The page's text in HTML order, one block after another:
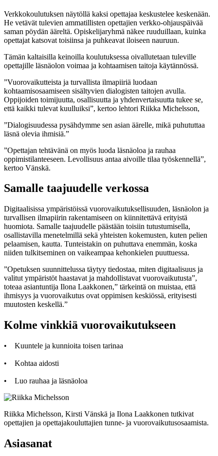
Verkkokoulutuksen näytöllä kaksi opettajaa keskustelee keskenään.
He vetävät tulevien ammatillisten opettajien verkko-ohjauspäivää
saman pöydän ääreltä. Opiskelijaryhmä näkee ruuduillaan, kuinka
opettajat katsovat toisiinsa ja puhkeavat iloiseen nauruun.
Tämän kaltaisilla keinoilla koulutuksessa oivallutetaan tuleville
opettajille läsnäolon voimaa ja kohtaamisen taitoja käytännössä.
”Vuorovaikutteista ja turvallista ilmapiiriä luodaan
kohtaamisosaamiseen sisältyvien dialogisten taitojen avulla.
Oppijoiden toimijuutta, osallisuutta ja yhdenvertaisuutta tukee se,
että kaikki tulevat kuulluiksi”, kertoo lehtori Riikka Michelsson,
”Dialogisuudessa pysähdymme sen asian äärelle, mikä puhututtaa
läsnä olevia ihmisiä.”
”Opettajan tehtävänä on myös luoda läsnäoloa ja rauhaa
oppimistilanteeseen. Levollisuus antaa aivoille tilaa työskennellä”,
kertoo Vänskä.
Samalle taajuudelle verkossa
Digitaalisissa ympäristöissä vuorovaikutuksellisuuden, läsnäolon ja
turvallisen ilmapiirin rakentamiseen on kiinnitettävä erityistä
huomiota. Samalle taajuudelle päästään toisiin tutustumisella,
osallistavilla menetelmillä sekä yhteisten kokemusten, kuten pelien
pelaamisen, kautta. Tunteistakin on puhuttava enemmän, koska
niiden tulkitseminen on vaikeampaa kehonkielen puuttuessa.
”Opetuksen suunnittelussa täytyy tiedostaa, miten digitaalisuus ja
valitut ympäristöt haastavat ja mahdollistavat vuorovaikutusta”,
toteaa asiantuntija Ilona Laakkonen,” tärkeintä on muistaa, että
ihmisyys ja vuorovaikutus ovat oppimisen keskiössä, erityisesti
muutosten keskellä.”
Kolme vinkkiä vuorovaikutukseen
• Kuuntele ja kunnioita toisen tarinaa
• Kohtaa aidosti
• Luo rauhaa ja läsnäoloa
Riikka Michelsson, Kirsti Vänskä ja Ilona Laakkonen tutkivat
opettajien ja opettajakouluttajien tunne- ja vuorovaikutusosaamista.
Asiasanat